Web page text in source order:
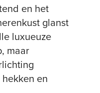
en het
glanst
luxueuze
maar
en